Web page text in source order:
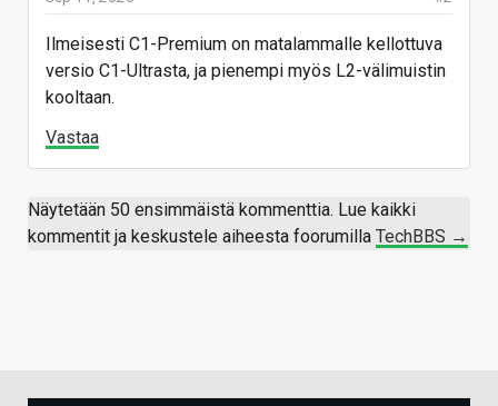
Ilmeisesti C1-Premium on matalammalle kellottuva
versio C1-Ultrasta, ja pienempi myös L2-välimuistin
kooltaan.
Vastaa
Näytetään 50 ensimmäistä kommenttia. Lue kaikki
kommentit ja keskustele aiheesta foorumilla TechBBS →